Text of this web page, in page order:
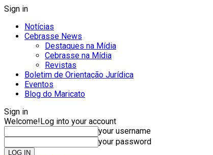
Sign in
Notícias
Cebrasse News
Destaques na Mídia
Cebrasse na Mídia
Revistas
Boletim de Orientação Jurídica
Eventos
Blog do Maricato
Sign in
Welcome!Log into your account
your username
your password